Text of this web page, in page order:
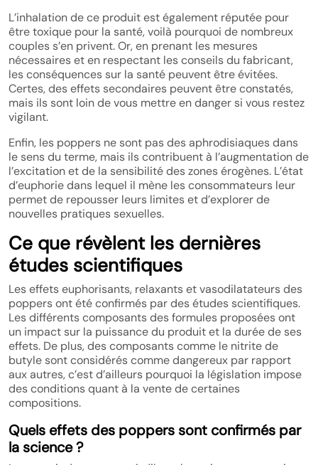
L’inhalation de ce produit est également réputée pour
être toxique pour la santé, voilà pourquoi de nombreux
couples s’en privent. Or, en prenant les mesures
nécessaires et en respectant les conseils du fabricant,
les conséquences sur la santé peuvent être évitées.
Certes, des effets secondaires peuvent être constatés,
mais ils sont loin de vous mettre en danger si vous restez
vigilant.
Enfin, les poppers ne sont pas des aphrodisiaques dans
le sens du terme, mais ils contribuent à l’augmentation de
l’excitation et de la sensibilité des zones érogènes. L’état
d’euphorie dans lequel il mène les consommateurs leur
permet de repousser leurs limites et d’explorer de
nouvelles pratiques sexuelles.
Ce que révèlent les dernières
études scientifiques
Les effets euphorisants, relaxants et vasodilatateurs des
poppers ont été confirmés par des études scientifiques.
Les différents composants des formules proposées ont
un impact sur la puissance du produit et la durée de ses
effets. De plus, des composants comme le nitrite de
butyle sont considérés comme dangereux par rapport
aux autres, c’est d’ailleurs pourquoi la législation impose
des conditions quant à la vente de certaines
compositions.
Quels effets des poppers sont confirmés par
la science ?